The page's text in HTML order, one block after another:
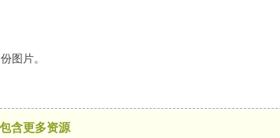
图片。
含更多资源